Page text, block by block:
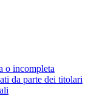
o incompleta
da parte dei titolari